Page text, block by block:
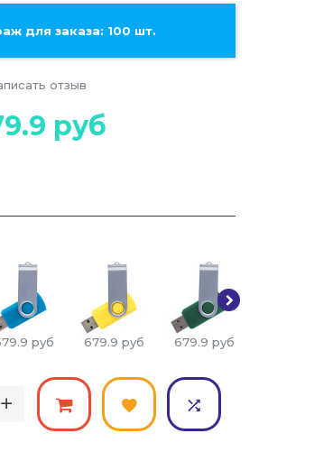
для заказа: 100 шт.
отзыв
руб
руб 679.9 руб 679.9 руб